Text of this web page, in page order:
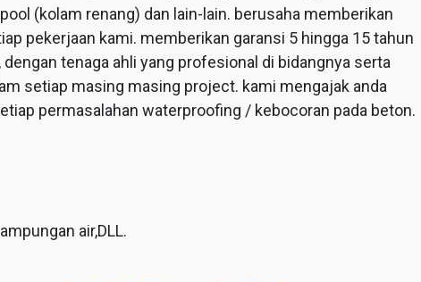
(kolam renang) dan lain-lain. berusaha memberikan
pekerjaan kami. memberikan garansi 5 hingga 15 tahun
tenaga ahli yang profesional di bidangnya serta
setiap masing masing project. kami mengajak anda
permasalahan waterproofing / kebocoran pada beton.
air,DLL.